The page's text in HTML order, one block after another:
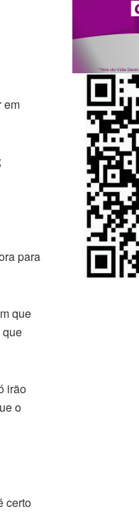
em
para
que
que
irão
o
certo